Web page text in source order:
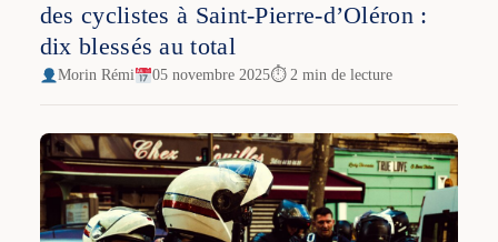
des cyclistes à Saint-Pierre-d’Oléron :
dix blessés au total
Morin Rémi 05 novembre 2025⏱ 2 min de lecture